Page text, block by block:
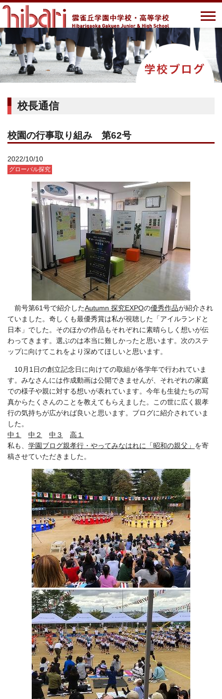
校長通信
校園の行事取り組み 第62号
2022/10/10
グローバル探究
前号第61号で紹介したAutumn 探究EXPOの優秀作品が紹介され
ていました。奇しくも最優秀賞は私が視聴した「アイルランドと
日本」でした。そのほかの作品もそれぞれに素晴らしく想いが伝
わってきます。選ぶのは本当に難しかったと思います。次のステ
ップに向けてこれをより深めてほしいと思います。
10月1日の創立記念日に向けての取組が各学年で行われていま
す。みなさんには作成動画は公開できませんが、それぞれの家庭
での様子や親に対する想いが表れています。今年も生徒たちの写
真からたくさんのことを教えてもらえました。この世に広く親孝
行の気持ちが広がれば良いと思います。ブログに紹介されていま
した。
中１
中２ 中３
高１
私も、 学園ブログ親孝行・やってみなはれに「昭和の親父」 を寄
稿させていただきました。